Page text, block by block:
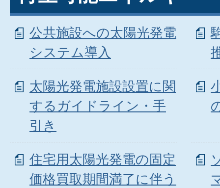
公共施設への太陽光発電
システム導入
太陽光発電施設設置に関
するガイドライン・手
引き
住宅用太陽光発電の固定
価格買取期間満了に伴う